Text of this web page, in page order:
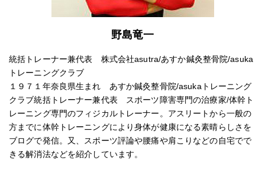
野島竜一
統括トレーナー兼代表 株式会社asutra/あすか鍼灸整骨院/asuka
トレーニングクラブ
１９７１年奈良県生まれ あすか鍼灸整骨院/asukaトレーニング
クラブ統括トレーナー兼代表 スポーツ障害専門の治療家/体幹ト
レーニング専門のフィジカルトレーナー。アスリートから一般の
方までに体幹トレーニングにより身体が健康になる素晴らしさを
ブログで発信。又、スポーツ評論や腰痛や肩こりなどの自宅でで
きる解消法などを紹介しています。